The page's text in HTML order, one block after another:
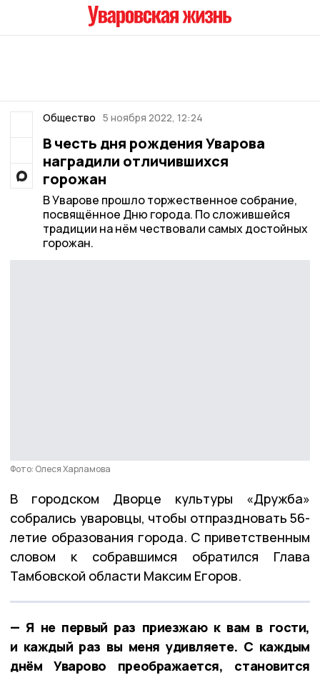
Общество 5 ноября 2022, 12:24
В честь дня рождения Уварова
наградили отличившихся
горожан
В Уварове прошло торжественное собрание,
посвящённое Дню города. По сложившейся
традиции на нём чествовали самых достойных
горожан.
Фото: Олеся Харламова
В городском Дворце культуры «Дружба»
собрались уваровцы, чтобы отпраздновать 56-
летие образования города. С приветственным
словом к собравшимся обратился Глава
Тамбовской области Максим Егоров.
— Я не первый раз приезжаю к вам в гости,
и каждый раз вы меня удивляете. С каждым
днём Уварово преображается, становится